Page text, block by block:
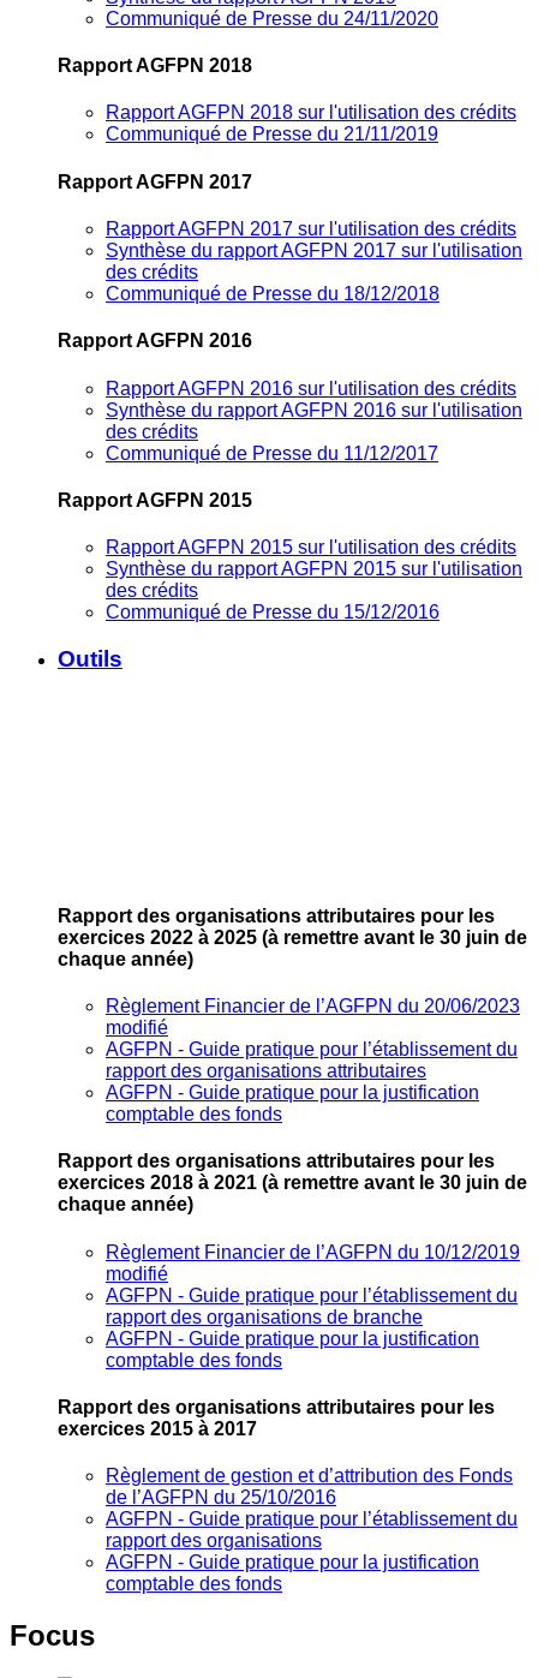
Communiqué de Presse du 24/11/2020
Rapport AGFPN 2018
Rapport AGFPN 2018 sur l'utilisation des crédits
Communiqué de Presse du 21/11/2019
Rapport AGFPN 2017
Rapport AGFPN 2017 sur l'utilisation des crédits
Synthèse du rapport AGFPN 2017 sur l'utilisation
des crédits
Communiqué de Presse du 18/12/2018
Rapport AGFPN 2016
Rapport AGFPN 2016 sur l'utilisation des crédits
Synthèse du rapport AGFPN 2016 sur l'utilisation
des crédits
Communiqué de Presse du 11/12/2017
Rapport AGFPN 2015
Rapport AGFPN 2015 sur l'utilisation des crédits
Synthèse du rapport AGFPN 2015 sur l'utilisation
des crédits
Communiqué de Presse du 15/12/2016
Outils
Rapport des organisations attributaires pour les
exercices 2022 à 2025 (à remettre avant le 30 juin de
chaque année)
Règlement Financier de l’AGFPN du 20/06/2023
modifié
AGFPN ‐ Guide pratique pour l’établissement du
rapport des organisations attributaires
AGFPN ‐ Guide pratique pour la justification
comptable des fonds
Rapport des organisations attributaires pour les
exercices 2018 à 2021 (à remettre avant le 30 juin de
chaque année)
Règlement Financier de l’AGFPN du 10/12/2019
modifié
AGFPN ‐ Guide pratique pour l’établissement du
rapport des organisations de branche
AGFPN ‐ Guide pratique pour la justification
comptable des fonds
Rapport des organisations attributaires pour les
exercices 2015 à 2017
Règlement de gestion et d’attribution des Fonds
de l’AGFPN du 25/10/2016
AGFPN ‐ Guide pratique pour l’établissement du
rapport des organisations
AGFPN ‐ Guide pratique pour la justification
comptable des fonds
Focus